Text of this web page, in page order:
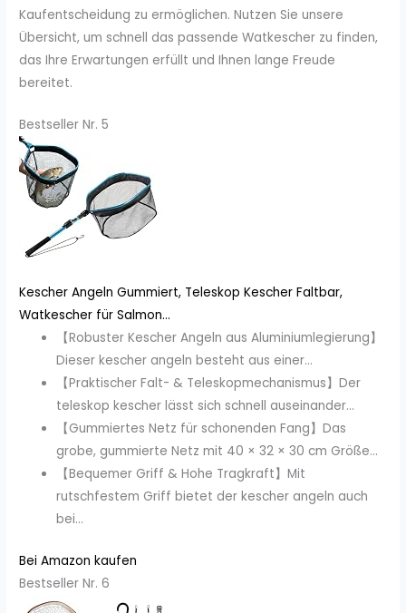
Kaufentscheidung zu ermöglichen. Nutzen Sie unsere
Übersicht, um schnell das passende Watkescher zu finden,
das Ihre Erwartungen erfüllt und Ihnen lange Freude
bereitet.
Bestseller Nr. 5
Kescher Angeln Gummiert, Teleskop Kescher Faltbar,
Watkescher für Salmon...
【Robuster Kescher Angeln aus Aluminiumlegierung】
Dieser kescher angeln besteht aus einer...
【Praktischer Falt- & Teleskopmechanismus】Der
teleskop kescher lässt sich schnell auseinander...
【Gummiertes Netz für schonenden Fang】Das
grobe, gummierte Netz mit 40 × 32 × 30 cm Größe...
【Bequemer Griff & Hohe Tragkraft】Mit
rutschfestem Griff bietet der kescher angeln auch
bei...
Bei Amazon kaufen
Bestseller Nr. 6